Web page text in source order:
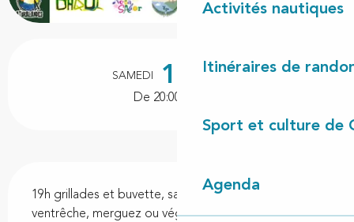
Activités nautiques
Itinéraires de
Sport et culture de
Agenda
SAMEDI 15
De 20:00 à 00:00
19h grillades et buvette, sandwichs (chipolatas,
ventrêche, merguez ou végétarien), frites, pastis